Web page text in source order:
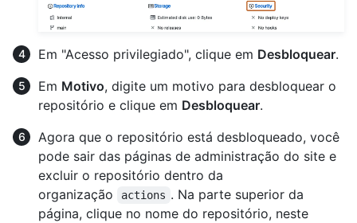
Em "Acesso privilegiado", clique em Desbloquear.
Em Motivo, digite um motivo para desbloquear o
repositório e clique em Desbloquear.
Agora que o repositório está desbloqueado, você
pode sair das páginas de administração do site e
excluir o repositório dentro da
organização
actions . Na parte superior da
página, clique no nome do repositório, neste